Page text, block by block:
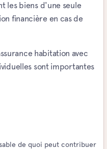
les biens d'une seule
financière en cas de
habitation avec
sont importantes
de quoi peut contribuer